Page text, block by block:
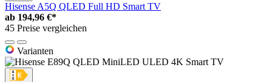
Hisense A5Q QLED Full HD Smart TV
ab 194,96 €*
45 Preise vergleichen
Varianten